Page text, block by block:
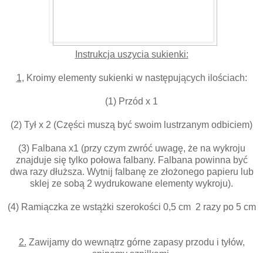
Instrukcja uszycia sukienki:
1, Kroimy elementy sukienki w następujących ilościach:
(1) Przód x 1
(2) Tył x 2 (Części muszą być swoim lustrzanym odbiciem)
(3) Falbana x1 (przy czym zwróć uwagę, że na wykroju
znajduje się tylko połowa falbany. Falbana powinna być
dwa razy dłuższa. Wytnij falbanę ze złożonego papieru lub
sklej ze sobą 2 wydrukowane elementy wykroju).
(4) Ramiączka ze wstążki szerokości 0,5 cm 2 razy po 5 cm
2. Zawijamy do wewnątrz górne zapasy przodu i tyłów,